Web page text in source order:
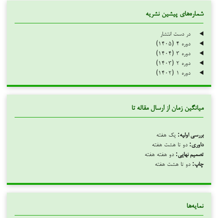
شماره‌های پیشین نشریه
در دست انتشار
دوره ۴ (۱۴۰۵)
دوره ۳ (۱۴۰۴)
دوره ۲ (۱۴۰۳)
دوره ۱ (۱۴۰۲)
میانگین زمان از ارسال مقاله تا
بررسی اولیه: یک هفته
داوری: دو تا هشت هفته
تصمیم نهایی: دو هفته هفته
چاپ: دو تا هشت هفته
نمایه‌ها